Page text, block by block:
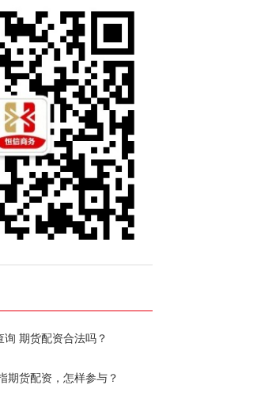
期货配资合法吗？
期货配资，怎样参与？